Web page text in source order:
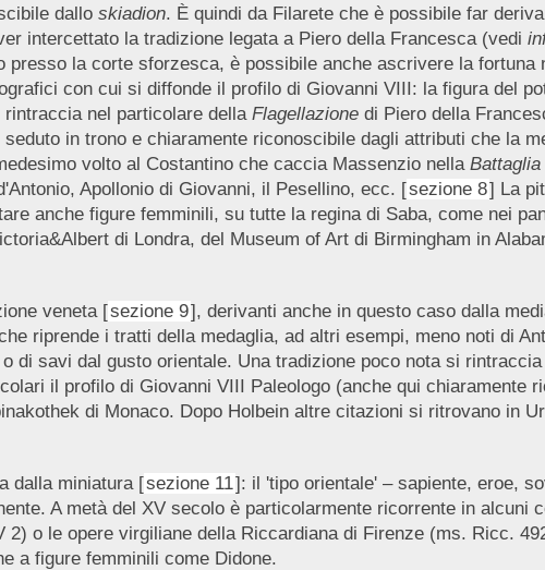
dallo skiadion. È quindi da Filarete che è possibile far
intercettato la tradizione legata a Piero della Francesca (vedi
la corte sforzesca, è possibile anche ascrivere la fortuna
con cui si diffonde il profilo di Giovanni VIII: la figura del
nel particolare della Flagellazionedi Piero della
in trono e chiaramente riconoscibile dagli attributi che la
volto al Costantino che caccia Massenzio nella Battaglia
Apollonio di Giovanni, il Pesellino, ecc. [sezione 8] La
anche figure femminili, su tutte la regina di Saba, come nei
di Londra, del Museum of Art di Birmingham in
veneta [sezione 9], derivanti anche in questo caso dalla
riprende i tratti della medaglia, ad altri esempi, meno noti di
di savi dal gusto orientale. Una tradizione poco nota si
il profilo di Giovanni VIII Paleologo (anche qui chiaramente
di Monaco. Dopo Holbein altre citazioni si ritrovano in
dalla miniatura [sezione 11]: il 'tipo orientale' – sapiente, eroe,
A metà del XV secolo è particolarmente ricorrente in alcuni
o le opere virgiliane della Riccardiana di Firenze (ms. Ricc.
a figure femminili come Didone.